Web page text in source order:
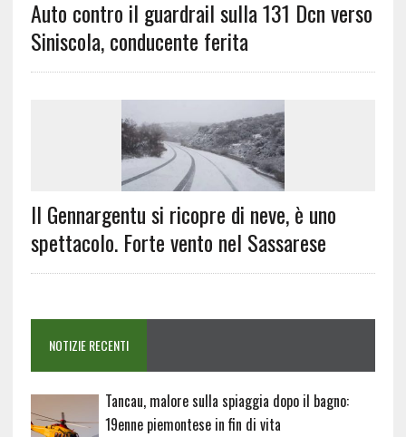
Auto contro il guardrail sulla 131 Dcn verso
Siniscola, conducente ferita
Il Gennargentu si ricopre di neve, è uno
spettacolo. Forte vento nel Sassarese
NOTIZIE RECENTI
Tancau, malore sulla spiaggia dopo il bagno:
19enne piemontese in fin di vita